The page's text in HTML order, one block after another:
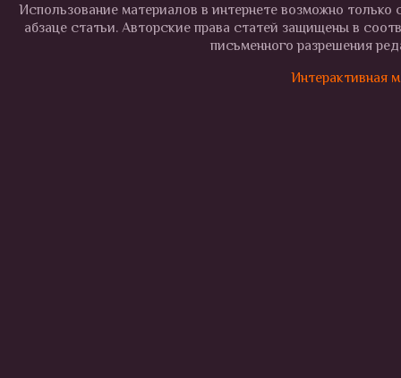
Использование материалов в интернете возможно
абзаце статьи. Авторские права статей защищены в
письменного разрешения
Интерактивная